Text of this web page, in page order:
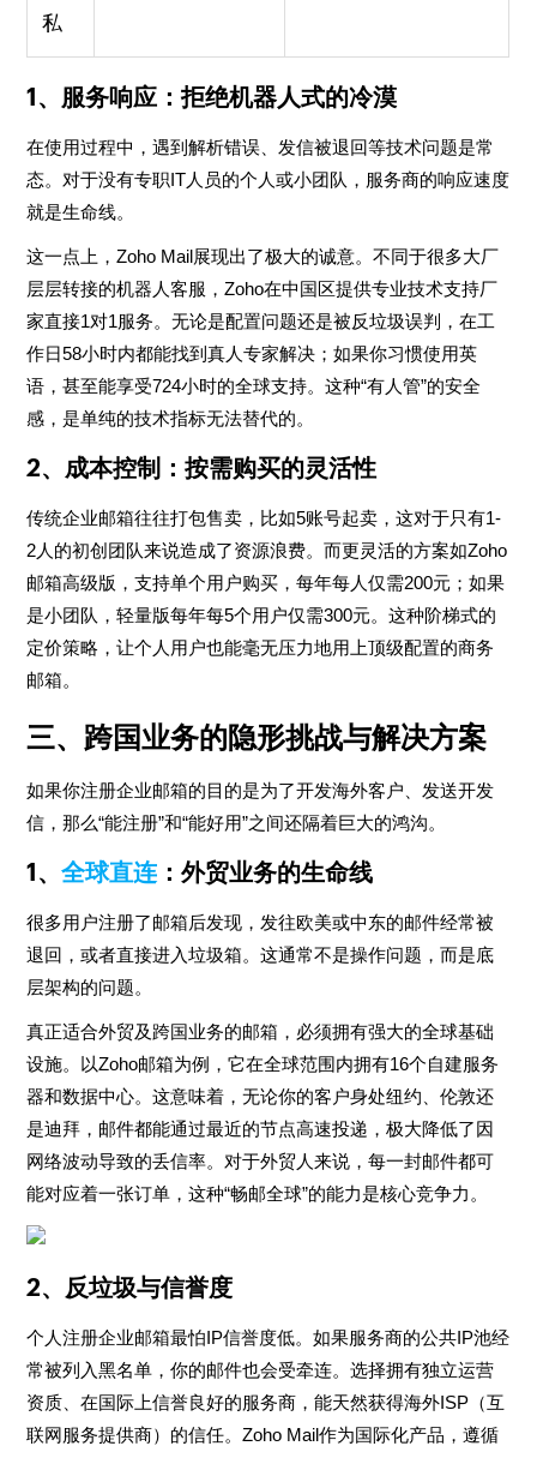
私
1、服务响应：拒绝机器人式的冷漠
在使用过程中，遇到解析错误、发信被退回等技术问题是常
态。对于没有专职IT人员的个人或小团队，服务商的响应速度
就是生命线。
这一点上，Zoho Mail展现出了极大的诚意。不同于很多大厂
层层转接的机器人客服，Zoho在中国区提供专业技术支持厂
家直接1对1服务。无论是配置问题还是被反垃圾误判，在工
作日58小时内都能找到真人专家解决；如果你习惯使用英
语，甚至能享受724小时的全球支持。这种“有人管”的安全
感，是单纯的技术指标无法替代的。
2、成本控制：按需购买的灵活性
传统企业邮箱往往打包售卖，比如5账号起卖，这对于只有1-
2人的初创团队来说造成了资源浪费。而更灵活的方案如Zoho
邮箱高级版，支持单个用户购买，每年每人仅需200元；如果
是小团队，轻量版每年每5个用户仅需300元。这种阶梯式的
定价策略，让个人用户也能毫无压力地用上顶级配置的商务
邮箱。
三、跨国业务的隐形挑战与解决方案
如果你注册企业邮箱的目的是为了开发海外客户、发送开发
信，那么“能注册”和“能好用”之间还隔着巨大的鸿沟。
1、全球直连 ：外贸业务的生命线
很多用户注册了邮箱后发现，发往欧美或中东的邮件经常被
退回，或者直接进入垃圾箱。这通常不是操作问题，而是底
层架构的问题。
真正适合外贸及跨国业务的邮箱，必须拥有强大的全球基础
设施。以Zoho邮箱为例，它在全球范围内拥有16个自建服务
器和数据中心。这意味着，无论你的客户身处纽约、伦敦还
是迪拜，邮件都能通过最近的节点高速投递，极大降低了因
网络波动导致的丢信率。对于外贸人来说，每一封邮件都可
能对应着一张订单，这种“畅邮全球”的能力是核心竞争力。
2、反垃圾与信誉度
个人注册企业邮箱最怕IP信誉度低。如果服务商的公共IP池经
常被列入黑名单，你的邮件也会受牵连。选择拥有独立运营
资质、在国际上信誉良好的服务商，能天然获得海外ISP（互
联网服务提供商）的信任。Zoho Mail作为国际化产品，遵循